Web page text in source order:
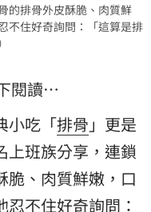
的排骨外皮酥脆、肉質鮮
不住好奇詢問：「這算是排
閱讀…
小吃「排骨 」更是
上班族分享，連鎖
脆、肉質鮮嫩，口
不住好奇詢問：